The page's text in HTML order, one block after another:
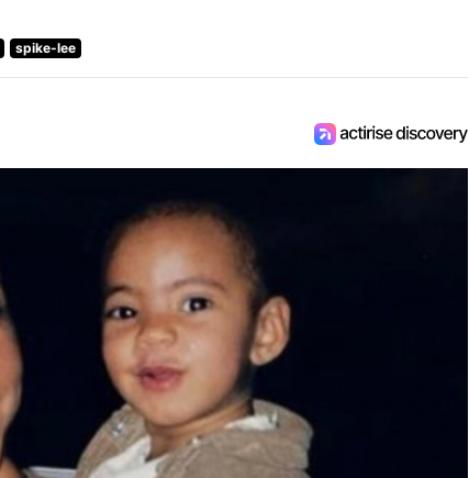
spike-lee